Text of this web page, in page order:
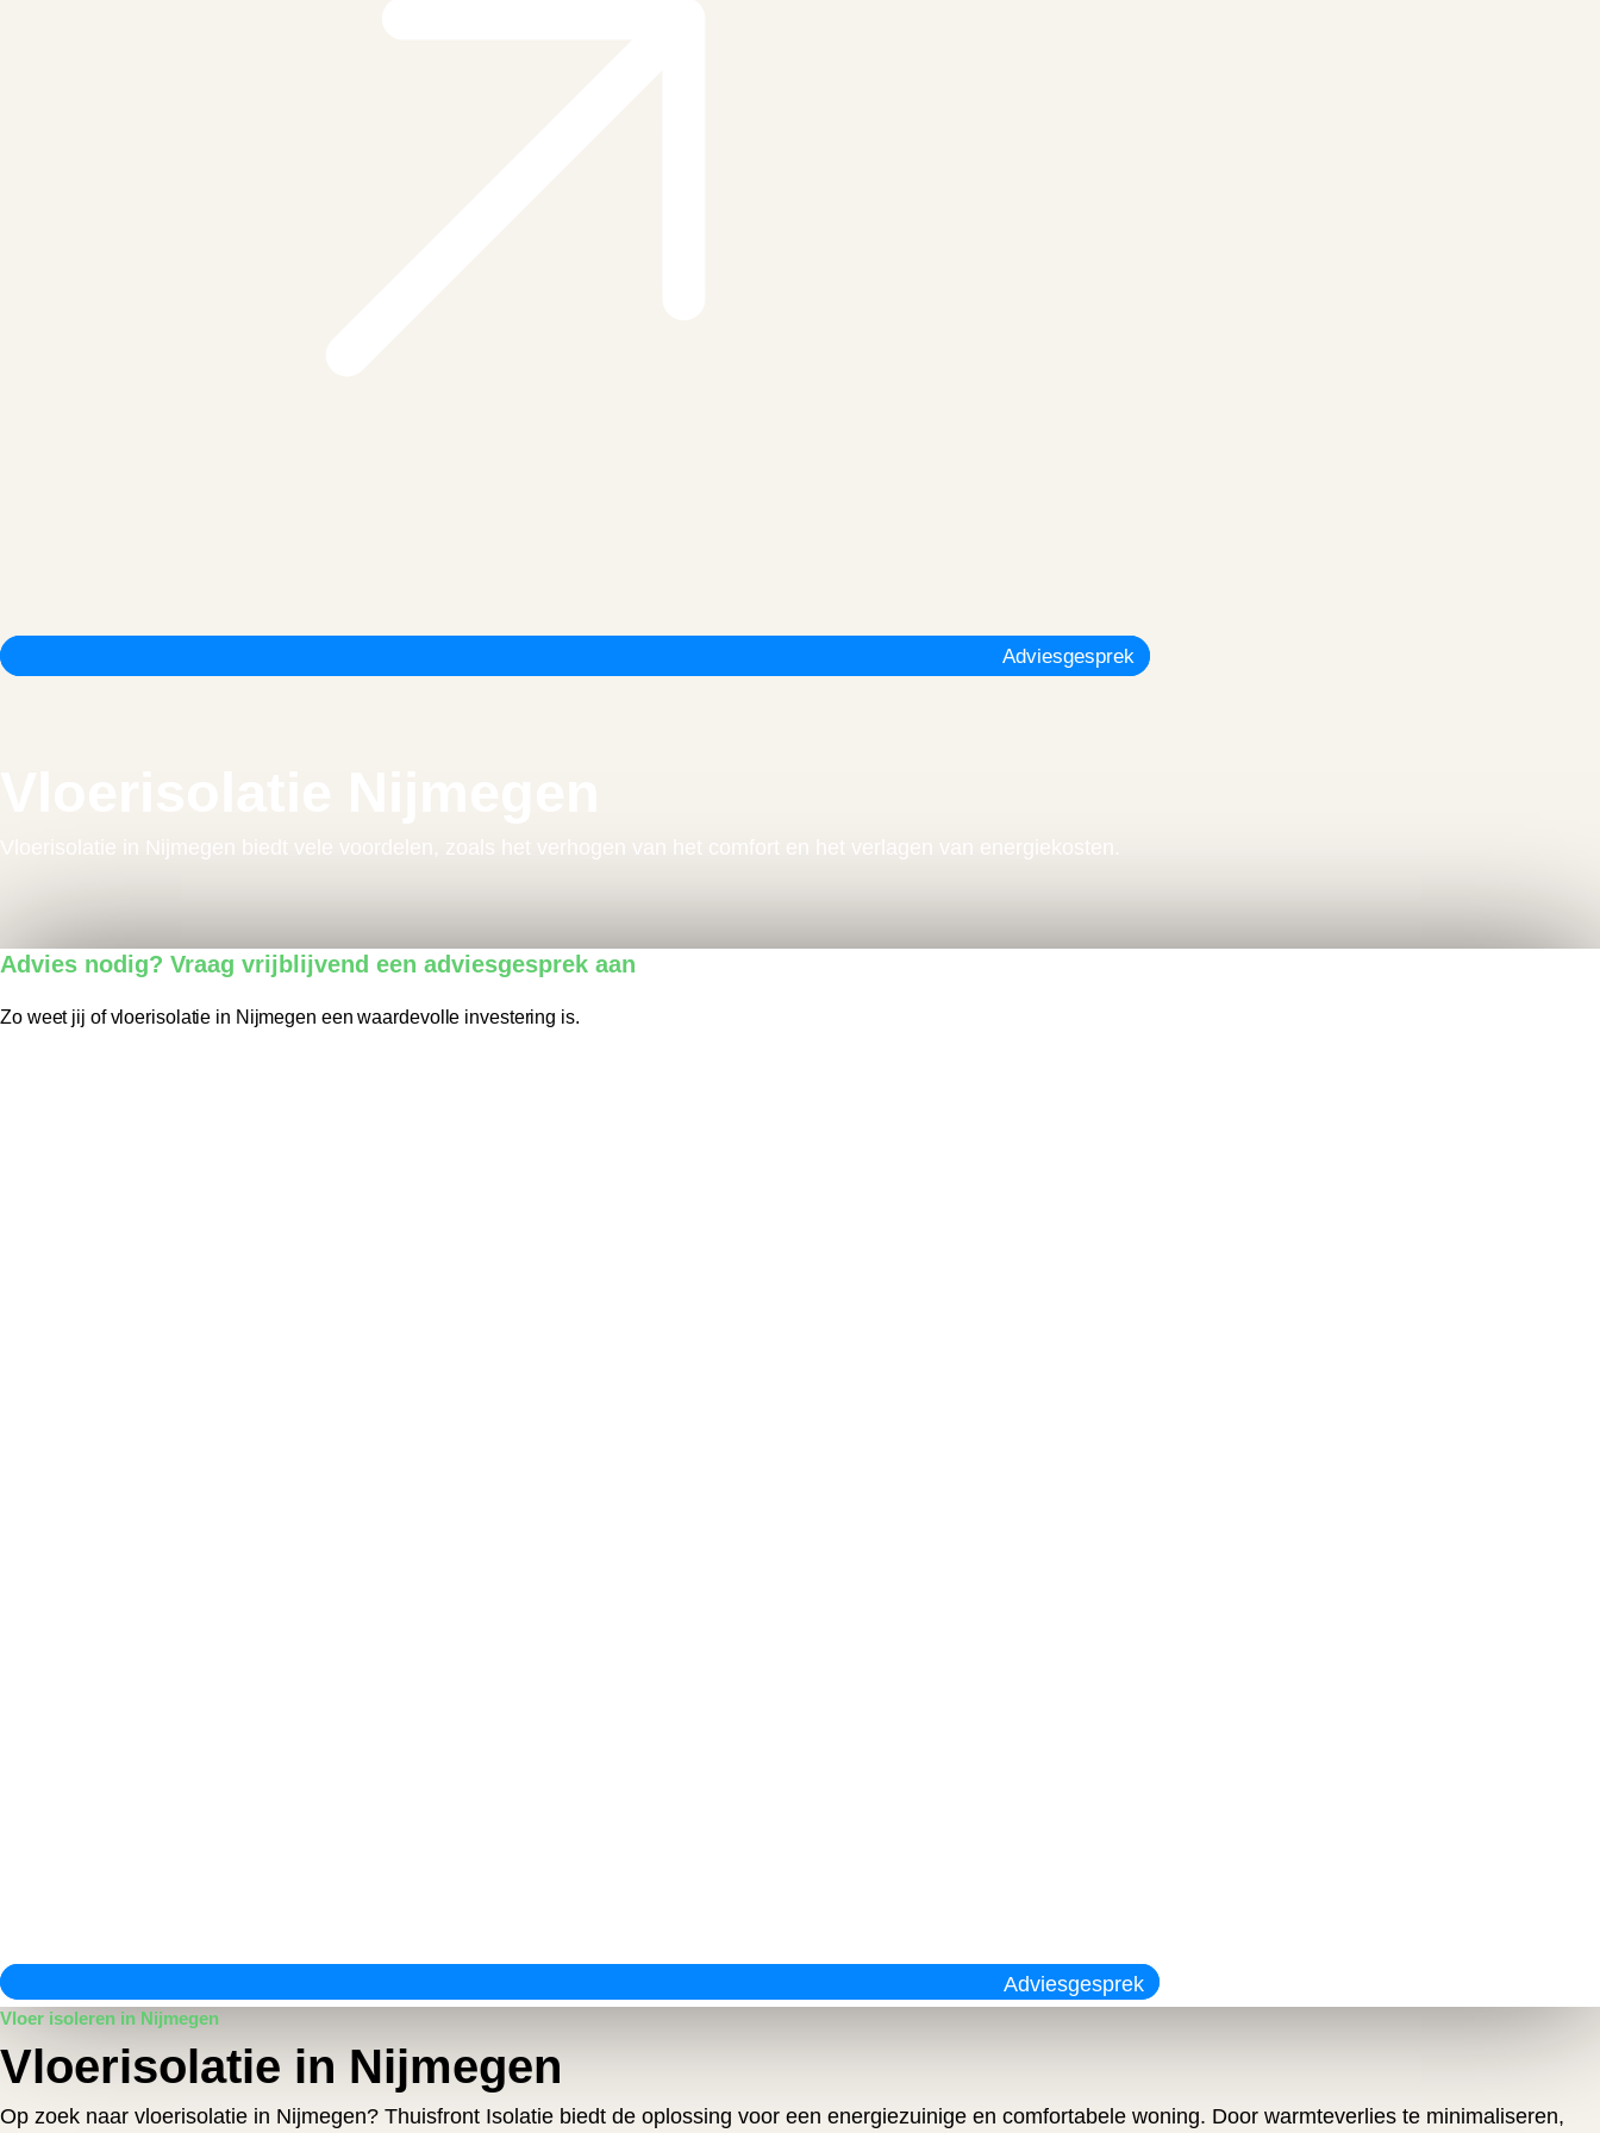
Adviesgesprek
Vloerisolatie in Nijmegen biedt vele voordelen, zoals het verhogen van het comfort en het verlagen van energiekosten.
Advies nodig? Vraag vrijblijvend een adviesgesprek aan
Zo weet jij of vloerisolatie in Nijmegen een waardevolle investering is.
Adviesgesprek
Vloer isoleren in Nijmegen
Vloerisolatie in Nijmegen
Op zoek naar vloerisolatie in Nijmegen? Thuisfront Isolatie biedt de oplossing voor een energiezuinige en comfortabele woning. Door warmteverlies te minimaliseren,